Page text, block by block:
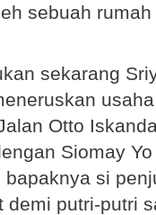
sebuah
sekarang
Otto
Siomay
si
putri-putri